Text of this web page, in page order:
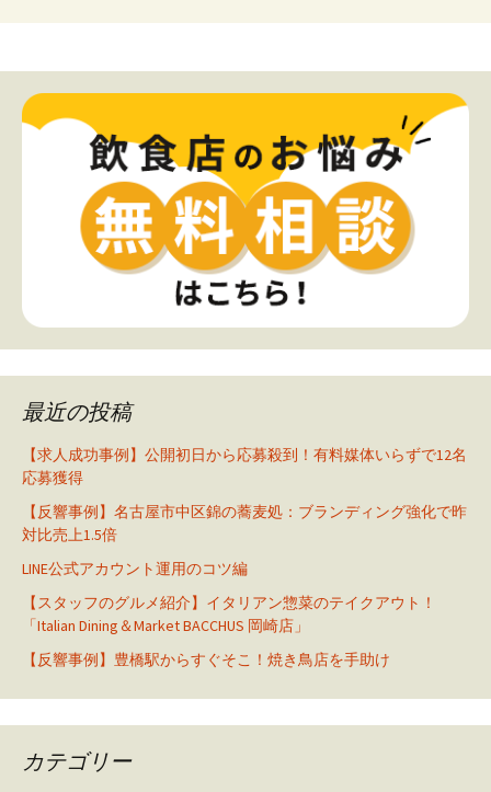
最近の投稿
【求人成功事例】公開初日から応募殺到！有料媒体いらずで12名
応募獲得
【反響事例】名古屋市中区錦の蕎麦処：ブランディング強化で昨
対比売上1.5倍
LINE公式アカウント運用のコツ編
【スタッフのグルメ紹介】イタリアン惣菜のテイクアウト！
「Italian Dining＆Market BACCHUS 岡崎店」
【反響事例】豊橋駅からすぐそこ！焼き鳥店を手助け
カテゴリー